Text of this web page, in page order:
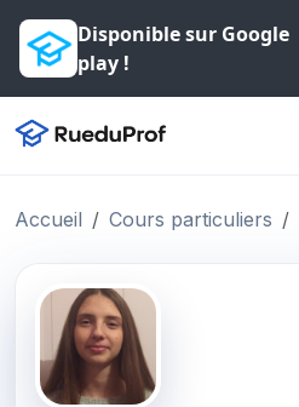
Disponible sur Google
play !
Accueil Cours particuliers